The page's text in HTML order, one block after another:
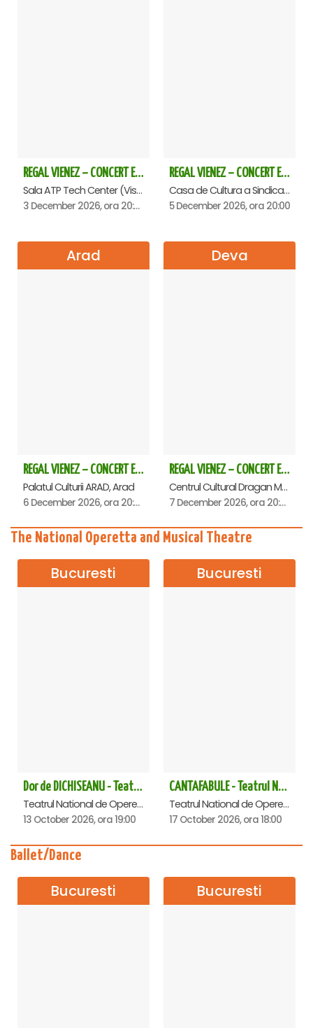
REGAL VIENEZ – CONCERT EXTRAORDINAR DE CRACIUN - Baia Mare
Sala ATP Tech Center (Vis a vis de Auchan), Baia-Mare
3 December 2026, ora 20:00
REGAL VIENEZ – CONCERT EXTRAORDINAR DE CRACIUN - Oradea
Casa de Cultura a Sindicatelor , Oradea
5 December 2026, ora 20:00
Arad
REGAL VIENEZ – CONCERT EXTRAORDINAR DE CRACIUN - Arad
Palatul Culturii ARAD, Arad
6 December 2026, ora 20:00
Deva
REGAL VIENEZ – CONCERT EXTRAORDINAR DE CRACIUN - Deva
Centrul Cultural Dragan Muntean, Deva
7 December 2026, ora 20:00
The National Operetta and Musical Theatre
Bucuresti
Dor de DICHISEANU - Teatrul Național de Operetă și Musical „Ion Dacian"
Teatrul National de Opereta si Musical Ion Dacian, Bucuresti
13 October 2026, ora 19:00
Bucuresti
CANTAFABULE - Teatrul National de Opereta si Musical
Teatrul National de Opereta si Musical Ion Dacian, Bucuresti
17 October 2026, ora 18:00
Ballet/Dance
Bucuresti Bucuresti